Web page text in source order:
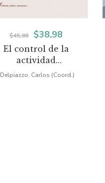
El control de la
actividad
administrativa
$45,86
El
precio
$38,98El
precio
Delpiazzo, Carlos (Coord.)